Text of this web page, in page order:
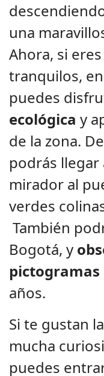
una
Ahora, si
tranquilos,
puedes
ecológica y
de la zona.
podrás llegar
mirador al
verdes
También
Bogotá, y
pictogramas
años.
Si te gustan
mucha
puedes